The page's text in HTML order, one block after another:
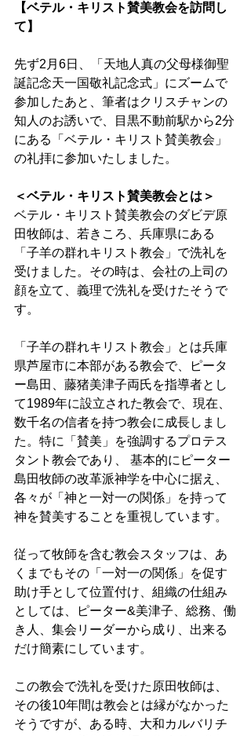
【ベテル・キリスト賛美教会を訪問し
て】
先ず2月6日、「天地人真の父母様御聖
誕記念天一国敬礼記念式」にズームで
参加したあと、筆者はクリスチャンの
知人のお誘いで、目黒不動前駅から2分
にある「ベテル・キリスト賛美教会」
の礼拝に参加いたしました。
＜ベテル・キリスト賛美教会とは＞
ベテル・キリスト賛美教会のダビデ原
田牧師は、若きころ、兵庫県にある
「子羊の群れキリスト教会」で洗礼を
受けました。その時は、会社の上司の
顔を立て、義理で洗礼を受けたそうで
す。
「子羊の群れキリスト教会」とは兵庫
県芦屋市に本部がある教会で、ピータ
ー島田、藤猪美津子両氏を指導者とし
て1989年に設立された教会で、現在、
数千名の信者を持つ教会に成長しまし
た。特に「賛美」を強調するプロテス
タント教会であり、 基本的にピーター
島田牧師の改革派神学を中心に据え、
各々が「神と一対一の関係」を持って
神を賛美することを重視しています。
従って牧師を含む教会スタッフは、あ
くまでもその「一対一の関係」を促す
助け手として位置付け、組織の仕組み
としては、ピーター&美津子、総務、働
き人、集会リーダーから成り、出来る
だけ簡素にしています。
この教会で洗礼を受けた原田牧師は、
その後10年間は教会とは縁がなかった
そうですが、ある時、大和カルバリチ